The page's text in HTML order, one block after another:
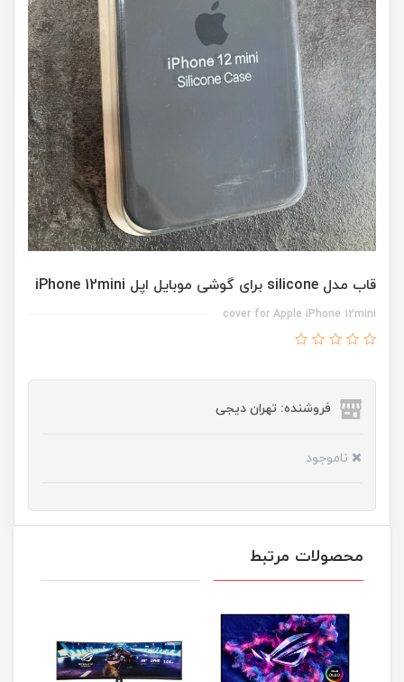
قاب مدل silicone برای گوشی موبایل اپل iPhone 12mini
cover for Apple iPhone 12mini
فروشنده: تهران دیجی
ناموجود
محصولات مرتبط